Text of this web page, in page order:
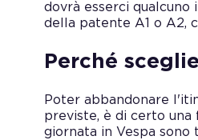
dovrà esserci qualcuno
della patente A1 o A2,
Perché
Poter abbandonare
previste, è di certo
giornata in Vespa sono